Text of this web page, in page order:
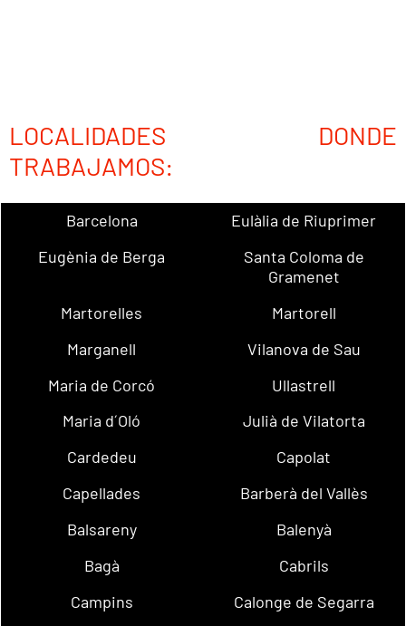
LOCALIDADES DONDE
TRABAJAMOS:
Barcelona
Eulàlia de Riuprimer
Eugènia de Berga
Santa Coloma de
Gramenet
Martorelles
Martorell
Marganell
Vilanova de Sau
Maria de Corcó
Ullastrell
Maria d´Oló
Julià de Vilatorta
Cardedeu
Capolat
Capellades
Barberà del Vallès
Balsareny
Balenyà
Bagà
Cabrils
Campins
Calonge de Segarra